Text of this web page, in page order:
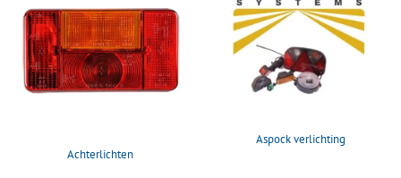
Achterlichten
Aspock verlichting